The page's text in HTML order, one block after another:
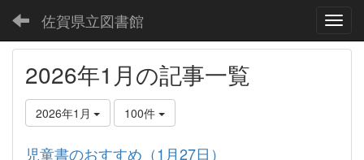
佐賀県立図書館
2026年1月の記事一覧
2026年1月 100件
児童書のおすすめ（1月27日）